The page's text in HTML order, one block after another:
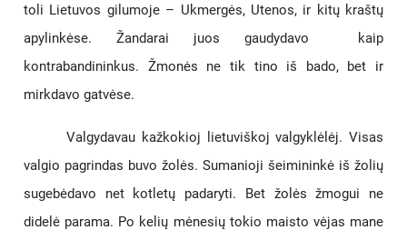
toli Lietuvos gilumoje – Ukmergės, Utenos, ir kitų kraštų
apylinkėse. Žandarai juos gaudydavo kaip
kontrabandininkus. Žmonės ne tik tino iš bado, bet ir
mirkdavo gatvėse.
Valgydavau kažkokioj lietuviškoj valgyklėlėj. Visas
valgio pagrindas buvo žolės. Sumanioji šeimininkė iš žolių
sugebėdavo net kotletų padaryti. Bet žolės žmogui ne
didelė parama. Po kelių mėnesių tokio maisto vėjas mane